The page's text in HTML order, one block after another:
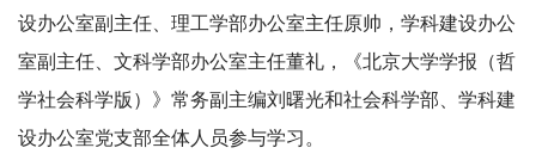
设办公室副主任、理工学部办公室主任原帅，学科建设办公
室副主任、文科学部办公室主任董礼，《北京大学学报（哲
学社会科学版）》常务副主编刘曙光和社会科学部、学科建
设办公室党支部全体人员参与学习。